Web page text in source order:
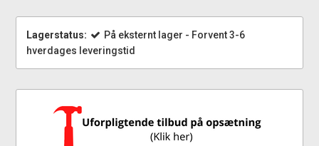
Lagerstatus:
På eksternt lager - Forvent 3-6
hverdages leveringstid